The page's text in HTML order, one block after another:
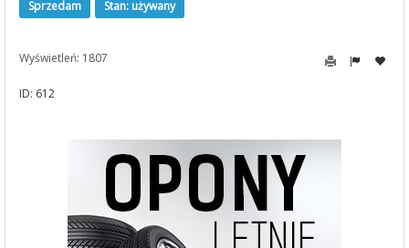
Sprzedam Stan: używany
Wyświetleń: 1807
ID: 612